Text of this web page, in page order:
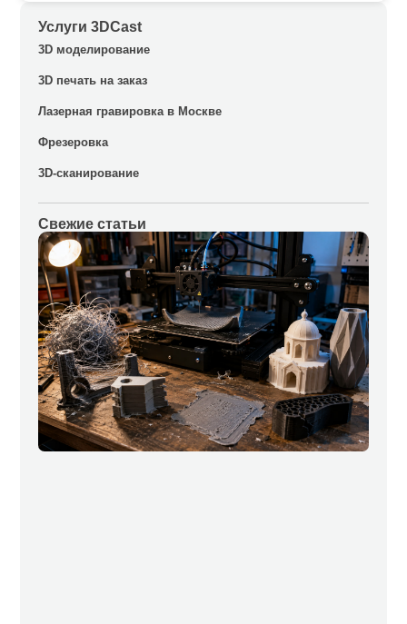
Услуги 3DCast
3D моделирование
3D печать на заказ
Лазерная гравировка в Москве
Фрезеровка
3D-сканирование
Свежие статьи